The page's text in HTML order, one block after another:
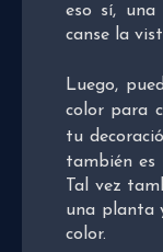
eso sí,
canse la
Luego,
color para
tu
también es
Tal vez
una planta
color.